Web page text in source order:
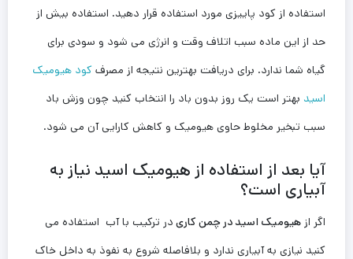
استفاده از کود پاییزی مورد استفاده قرار دهید. استفاده بیش از
حد از این ماده سبب اتلاف وقت و انرژی می شود و سودی برای
گیاه شما ندارد. برای دریافت بهترین نتیجه از مصرف کود هیومیک
اسید بهتر است یک روز بدون باد را انتخاب کنید چون وزش باد
سبب تبخیر مخلوط حاوی هیومیک و کاهش کارایی آن می شود.
آیا بعد از استفاده از هیومیک اسید نیاز به
آبیاری است؟
اگر از هیومیک اسید در چمن کاری در ترکیب با آب استفاده می
کنید نیازی به آبیاری ندارد و بلافاصله شروع به نفوذ به داخل خاک